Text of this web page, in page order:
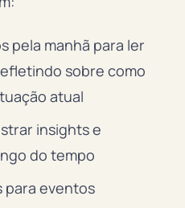
pela manhã para ler
sobre como
atual
insights e
do tempo
eventos